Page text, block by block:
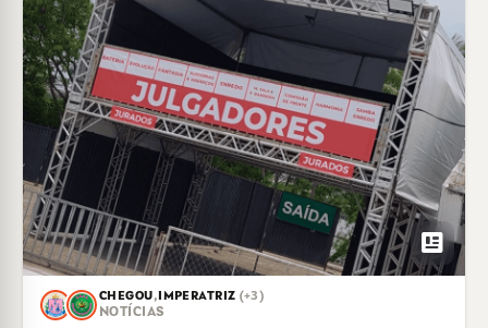
newsmode
CHEGOU, IMPERATRIZ (+3)
NOTÍCIAS